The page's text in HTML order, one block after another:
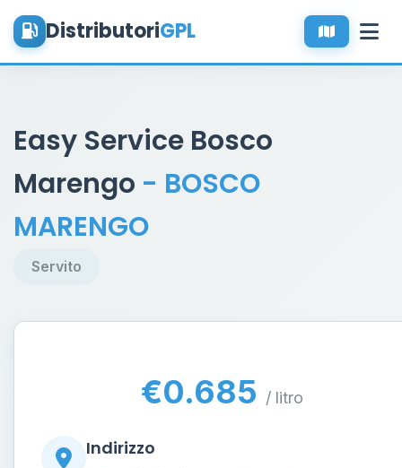
DistributoriGPL
Easy Service Bosco
Marengo - BOSCO
MARENGO
Servito
€0.685 / litro
Indirizzo